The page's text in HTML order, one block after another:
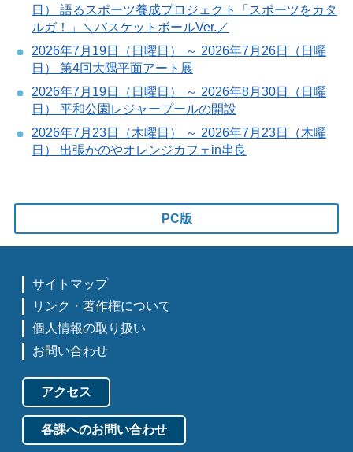
日） 語るスポーツ養成プロジェクト「スポーツをカタ
ルガ！」＼バスケットボールVer.／
2026年7月19日（日曜日） ～ 2026年7月26日（日曜
日） 第4回大隅平面アート展
2026年7月19日（日曜日） ～ 2026年8月30日（日曜
日） 平和公園レジャープールの開設
2026年7月23日（木曜日） ～ 2026年7月23日（木曜
日） 出張かのやオレンジカフェin串良
PC版
サイトマップ
リンク・著作権について
個人情報の取り扱い
お問い合わせ
アクセス
各課へのお問い合わせ